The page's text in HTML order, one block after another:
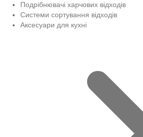
Подрібнювачі харчових відходів
Системи сортування відходів
Аксесуари для кухні